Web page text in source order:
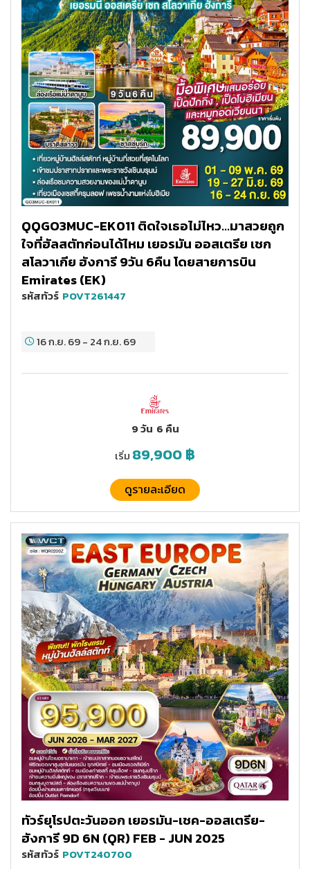
QQGO3MUC-EK011 ติดใจเธอไม่ไหว...มาสวยถูก
ใจที่ฮัลสตัทก่อนได้ไหม เยอรมัน ออสเตรีย เชก
สโลวาเกีย ฮังการี 9วัน 6คืน โดยสายการบิน
Emirates (EK)
รหัสทัวร์ POVT261447
16 ก.ย. 69- 24 ก.ย. 69
9 วัน 6 คืน
เริ่ม 89,900฿
ดูรายละเอียด
ทัวร์ยุโรปตะวันออก เยอรมัน-เชค-ออสเตรีย-
ฮังการี 9D 6N (QR) FEB - JUN 2025
รหัสทัวร์ POVT240700